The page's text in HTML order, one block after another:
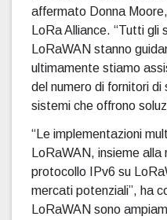
affermato Donna
LoRa Alliance. “Tutti
LoRaWAN stanno
ultimamente stiamo
del numero di fornitori
sistemi che offrono
“Le implementazioni
LoRaWAN, insieme
protocollo IPv6 su
mercati potenziali”, ha
LoRaWAN sono